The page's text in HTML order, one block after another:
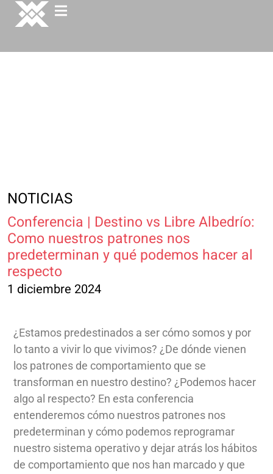
NOTICIAS
Conferencia | Destino vs Libre Albedrío:
Como nuestros patrones nos
predeterminan y qué podemos hacer al
respecto
1 diciembre 2024
¿Estamos predestinados a ser cómo somos y por
lo tanto a vivir lo que vivimos? ¿De dónde vienen
los patrones de comportamiento que se
transforman en nuestro destino? ¿Podemos hacer
algo al respecto? En esta conferencia
entenderemos cómo nuestros patrones nos
predeterminan y cómo podemos reprogramar
nuestro sistema operativo y dejar atrás los hábitos
de comportamiento que nos han marcado y que